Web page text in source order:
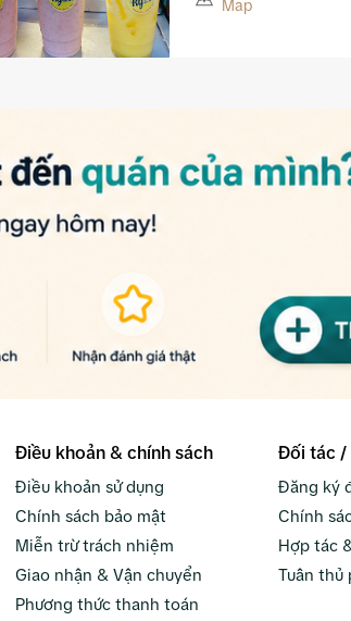
Map
Điều khoản & chính sách
Điều khoản sử dụng
Chính sách bảo mật
Miễn trừ trách nhiệm
Giao nhận & Vận chuyển
Phương thức thanh toán
Đối tác /
Đăng ký
Chính
Hợp tác
Tuân thủ